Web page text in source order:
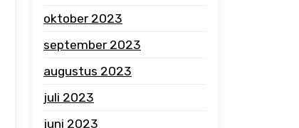
oktober 2023
september 2023
augustus 2023
juli 2023
juni 2023